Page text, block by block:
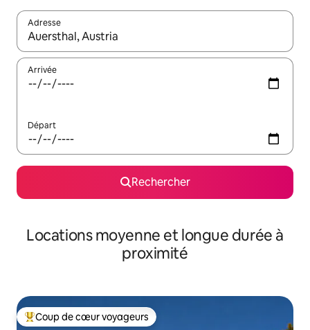
Adresse
Lorsque les résultats s'affichent, utilisez les flèches vers le
Arrivée
Départ
Rechercher
Locations moyenne et longue durée à
proximité
Coups de cœur voyageurs les plus appréciés
Coup de cœur voyageurs